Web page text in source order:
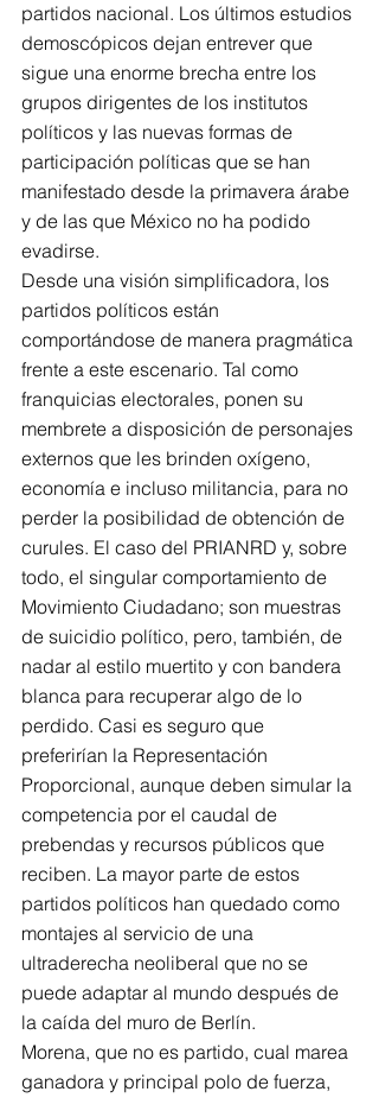
partidos nacional. Los últimos estudios
demoscópicos dejan entrever que
sigue una enorme brecha entre los
grupos dirigentes de los institutos
políticos y las nuevas formas de
participación políticas que se han
manifestado desde la primavera árabe
y de las que México no ha podido
evadirse.
Desde una visión simplificadora, los
partidos políticos están
comportándose de manera pragmática
frente a este escenario. Tal como
franquicias electorales, ponen su
membrete a disposición de personajes
externos que les brinden oxígeno,
economía e incluso militancia, para no
perder la posibilidad de obtención de
curules. El caso del PRIANRD y, sobre
todo, el singular comportamiento de
Movimiento Ciudadano; son muestras
de suicidio político, pero, también, de
nadar al estilo muertito y con bandera
blanca para recuperar algo de lo
perdido. Casi es seguro que
preferirían la Representación
Proporcional, aunque deben simular la
competencia por el caudal de
prebendas y recursos públicos que
reciben. La mayor parte de estos
partidos políticos han quedado como
montajes al servicio de una
ultraderecha neoliberal que no se
puede adaptar al mundo después de
la caída del muro de Berlín.
Morena, que no es partido, cual marea
ganadora y principal polo de fuerza,